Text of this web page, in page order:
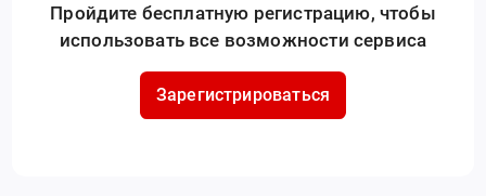
Пройдите бесплатную регистрацию, чтобы
использовать все возможности сервиса
Зарегистрироваться